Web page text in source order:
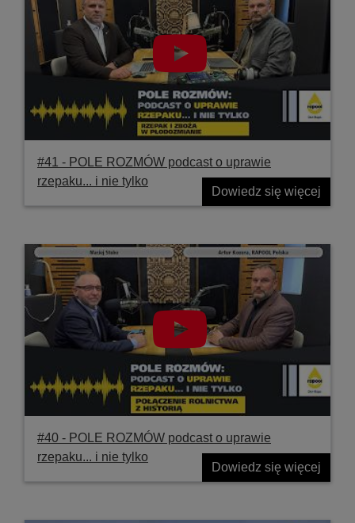
#41 ‐ POLE ROZMÓW podcast o uprawie
rzepaku... i nie tylko
Dowiedz się więcej
#40 ‐ POLE ROZMÓW podcast o uprawie
rzepaku... i nie tylko
Dowiedz się więcej